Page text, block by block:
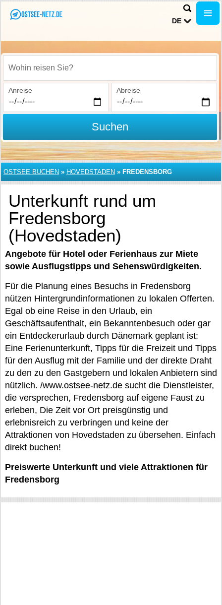
DE
Wohin reisen Sie?
Anreise Abreise
Suchen
OSTSEE BUCHEN » HOVEDSTADEN » FREDENSBORG
Unterkunft rund um
Fredensborg
(Hovedstaden)
Angebote für Hotel oder Ferienhaus zur Miete
sowie Ausflugstipps und Sehenswürdigkeiten.
Für die Planung eines Besuchs in Fredensborg
nützen Hintergrundinformationen zu lokalen Offerten.
Egal ob eine Reise in den Urlaub, ein
Geschäftsaufenthalt, ein Bekanntenbesuch oder gar
ein Entdeckerurlaub durch Dänemark geplant ist:
Eine Ferienunterkunft, Tipps für die Freizeit und Tipps
für den Ausflug mit der Familie und der direkte Draht
zu den zu den Gastgebern und lokalen Anbietern sind
nützlich. /www.ostsee-netz.de sucht die Dienstleister,
die versprechen, Fredensborg auf eigene Faust zu
erleben, Die Zeit vor Ort preisgünstig und
erlebnisreich zu verbringen und keine der
Attraktionen von Hovedstaden zu übersehen. Einfach
direkt buchen!
Preiswerte Unterkunft und viele Attraktionen für
Fredensborg